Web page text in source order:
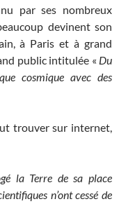
par ses nombreux
devinent son
à Paris et à grand
public intitulée « Du
cosmique avec des
trouver sur internet,
la Terre de sa place
n’ont cessé de